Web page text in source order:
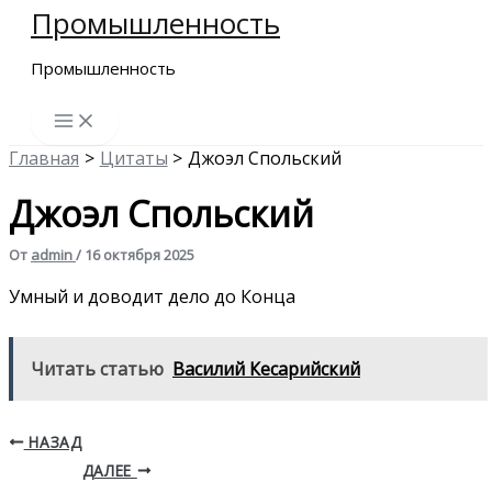
Перейти
содержимому
Промышленность
Промышленность
Главная Цитаты Джоэл Спольский
Джоэл Спольский
От admin/ 16 октября 2025
Умный и доводит дело до Конца
Читать статью Василий Кесарийский
НАЗАД
ДАЛЕЕ